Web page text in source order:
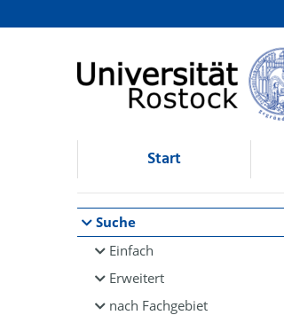
Browsen
direkt zum Inhalt
Start
Suche
Einfach
Erweitert
nach Fachgebiet